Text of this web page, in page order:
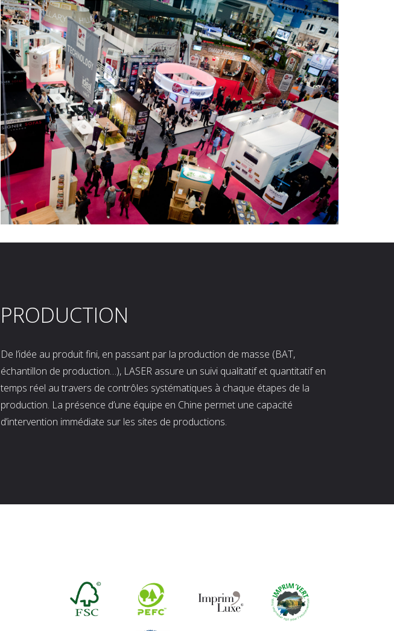
PRODUCTION
De l’idée au produit fini, en passant par la production de masse (BAT,
échantillon de production…), LASER assure un suivi qualitatif et quantitatif en
temps réel au travers de contrôles systématiques à chaque étapes de la
production. La présence d’une équipe en Chine permet une capacité
d’intervention immédiate sur les sites de productions.